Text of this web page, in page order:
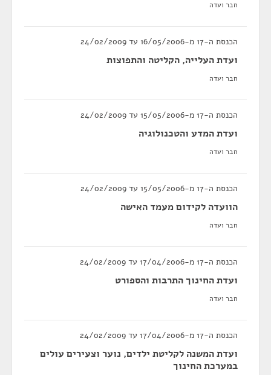
חבר ועדה
הכנסת ה-17 מ-16/05/2006 עד 24/02/2009
ועדת העלייה, הקליטה והתפוצות
חבר ועדה
הכנסת ה-17 מ-15/05/2006 עד 24/02/2009
ועדת המדע והטכנולוגיה
חבר ועדה
הכנסת ה-17 מ-15/05/2006 עד 24/02/2009
הוועדה לקידום מעמד האישה
חבר ועדה
הכנסת ה-17 מ-17/04/2006 עד 24/02/2009
ועדת החינוך התרבות והספורט
חבר ועדה
הכנסת ה-17 מ-17/04/2006 עד 24/02/2009
ועדת המשנה לקליטת ילדים, נוער וצעירים עולים
במערכת החינוך